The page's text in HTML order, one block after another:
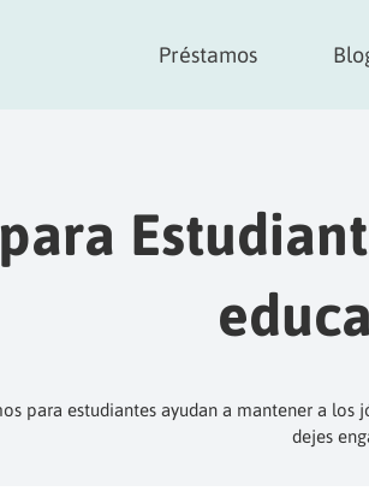
Préstamos
para estudiantes ayudan a mantener a los
dejes